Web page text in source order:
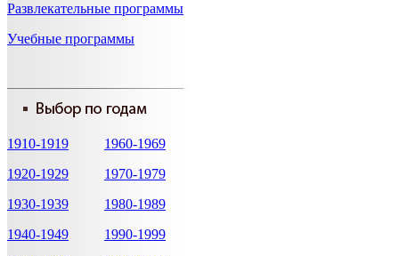
Развлекательные программы
Учебные программы
1910-1919
1960-1969
1920-1929
1970-1979
1930-1939
1980-1989
1940-1949
1990-1999